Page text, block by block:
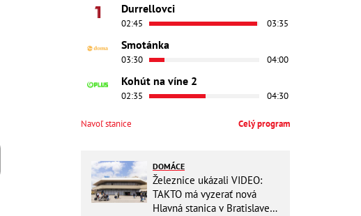
Durrellovci
02:45 03:35
Smotánka
03:30 04:00
Kohút na víne 2
02:35 04:30
Navoľ stanice Celý program
DOMÁCE
Železnice ukázali VIDEO:
TAKTO má vyzerať nová
Hlavná stanica v Bratislave!